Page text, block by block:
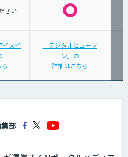
さい
イスイ
「デジタルヒューマ
ン」の
詳細はこちら
部